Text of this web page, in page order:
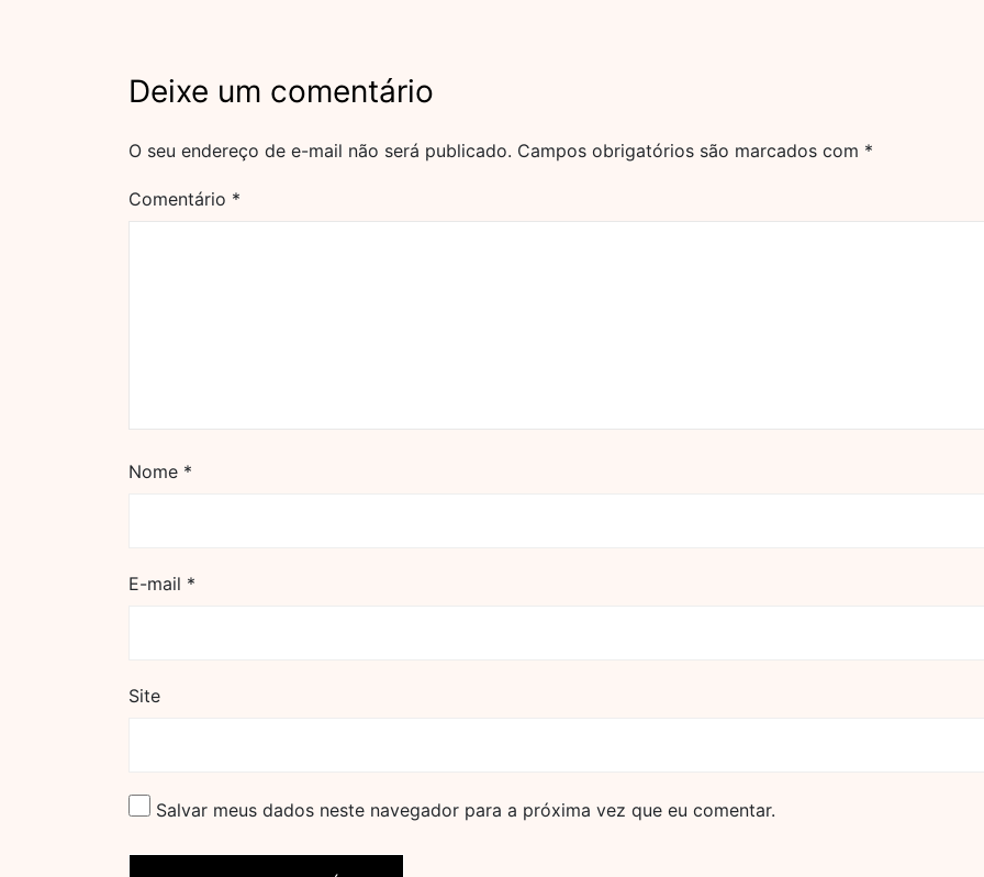
Deixe um comentário
O seu endereço de e-mail não será publicado. Campos obrigatórios são marcados com *
Comentário *
Nome *
E-mail *
Site
Salvar meus dados neste navegador para a próxima vez que eu comentar.